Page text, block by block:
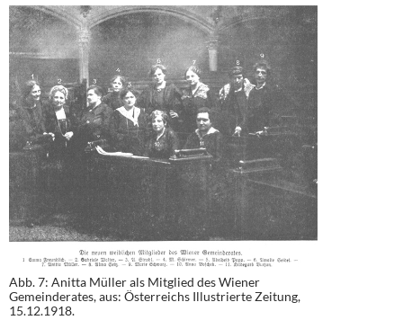
Abb. 7: Anitta Müller als Mitglied des Wiener
Gemeinderates, aus: Österreichs Illustrierte Zeitung,
15.12.1918.